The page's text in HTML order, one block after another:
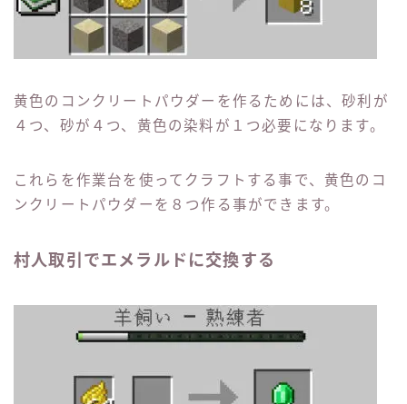
黄色のコンクリートパウダーを作るためには、砂利が
４つ、砂が４つ、黄色の染料が１つ必要になります。
これらを作業台を使ってクラフトする事で、黄色のコ
ンクリートパウダーを８つ作る事ができます。
村人取引でエメラルドに交換する